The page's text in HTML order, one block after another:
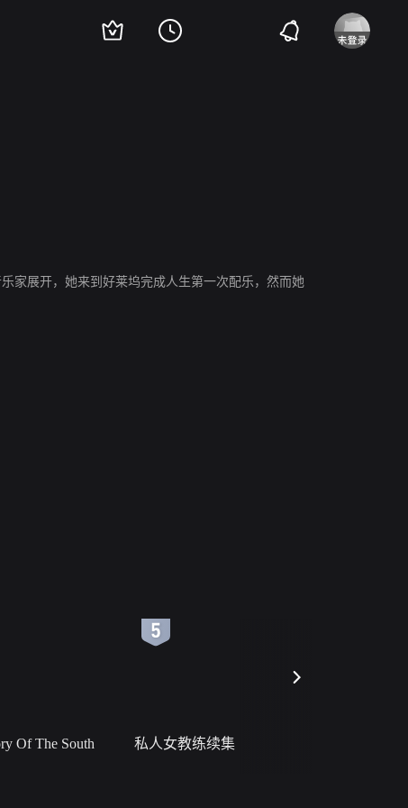
家展开，她来到好莱坞完成人生第一次配乐，然而她
Of The South
私人女教练续集